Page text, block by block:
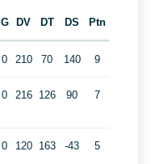
G DV DT DS Ptn
0 210 70 140 9
0 216 126 90 7
0 120 163 -43 5